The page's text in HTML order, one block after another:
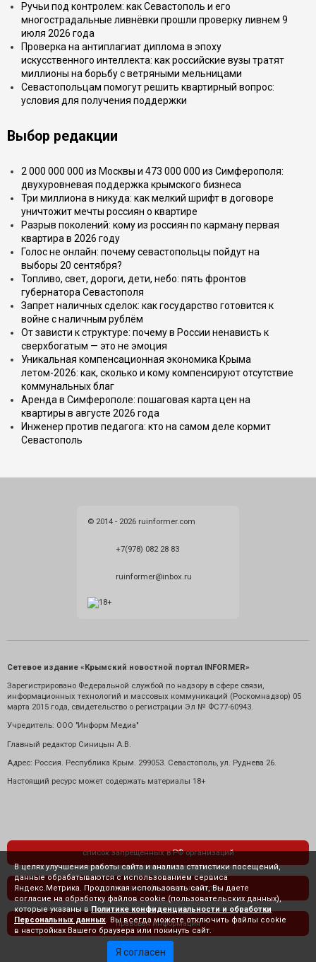
Ручьи под контролем: как Севастополь и его
многострадальные ливнёвки прошли проверку ливнем 9
июля 2026 года
Проверка на антиплагиат диплома в эпоху
искусственного интеллекта: как российские вузы тратят
миллионы на борьбу с ветряными мельницами
Севастопольцам помогут решить квартирный вопрос:
условия для получения поддержки
Выбор редакции
2 000 000 000 из Москвы и 473 000 000 из Симферополя:
двухуровневая поддержка крымского бизнеса
Три миллиона в никуда: как мелкий шрифт в договоре
уничтожит мечты россиян о квартире
Разрыв поколений: кому из россиян по карману первая
квартира в 2026 году
Голос не онлайн: почему севастопольцы пойдут на
выборы 20 сентября?
Топливо, свет, дороги, дети, небо: пять фронтов
губернатора Севастополя
Запрет наличных сделок: как государство готовится к
войне с наличным рублём
От зависти к структуре: почему в России ненависть к
сверхбогатым — это не эмоция
Уникальная компенсационная экономика Крыма
летом-2026: как, сколько и кому компенсируют отсутствие
коммунальных благ
Аренда в Симферополе: пошаговая карта цен на
квартиры в августе 2026 года
Инженер против педагога: кто на самом деле кормит
Севастополь
© 2014 - 2026 ruinformer.com
+7(978) 082 28 83
ruinformer@inbox.ru
Сетевое издание «Крымский новостной портал INFORMER»
Зарегистрировано Федеральной службой по надзору в сфере связи,
информационных технологий и массовых коммуникаций (Роскомнадзор) 05
марта 2015 года, свидетельство о регистрации Эл № ФС77-60943.
Учредитель: ООО "Информ Медиа"
Главный редактор Синицын А.В.
Адрес: Россия. Республика Крым. 299053. Севастополь, ул. Руднева 26.
Настоящий ресурс может содержать материалы 18+
список запрещенных в РФ организаций
политика конфиденциальности
правовая информация
В целях улучшения работы сайта и анализа статистики посещений,
данные обрабатываются с использованием сервиса
Яндекс.Метрика. Продолжая использовать сайт, Вы даете
согласие на обработку файлов cookie (пользовательских данных),
которые указаны в Политике конфиденциальности и обработки
Персональных данных . Вы всегда можете отключить файлы cookie
в настройках Вашего браузера или покинуть сайт.
Я согласен